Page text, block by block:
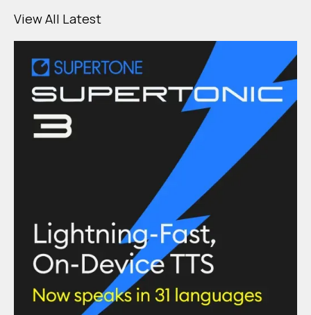
View All Latest